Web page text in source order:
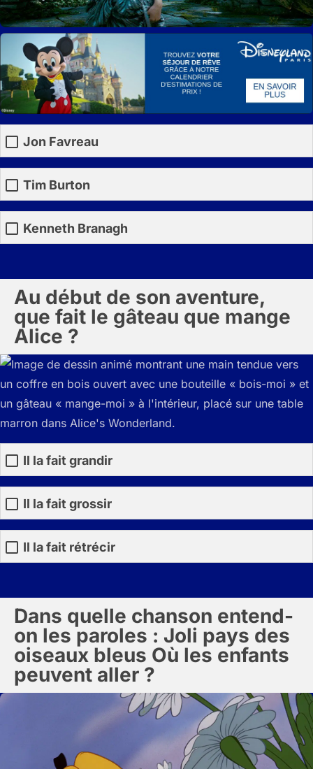
Jon Favreau
Tim Burton
Kenneth Branagh
Au début de son aventure,
que fait le gâteau que mange
Alice ?
Il la fait grandir
Il la fait grossir
Il la fait rétrécir
Dans quelle chanson entend-
on les paroles : Joli pays des
oiseaux bleus Où les enfants
peuvent aller ?